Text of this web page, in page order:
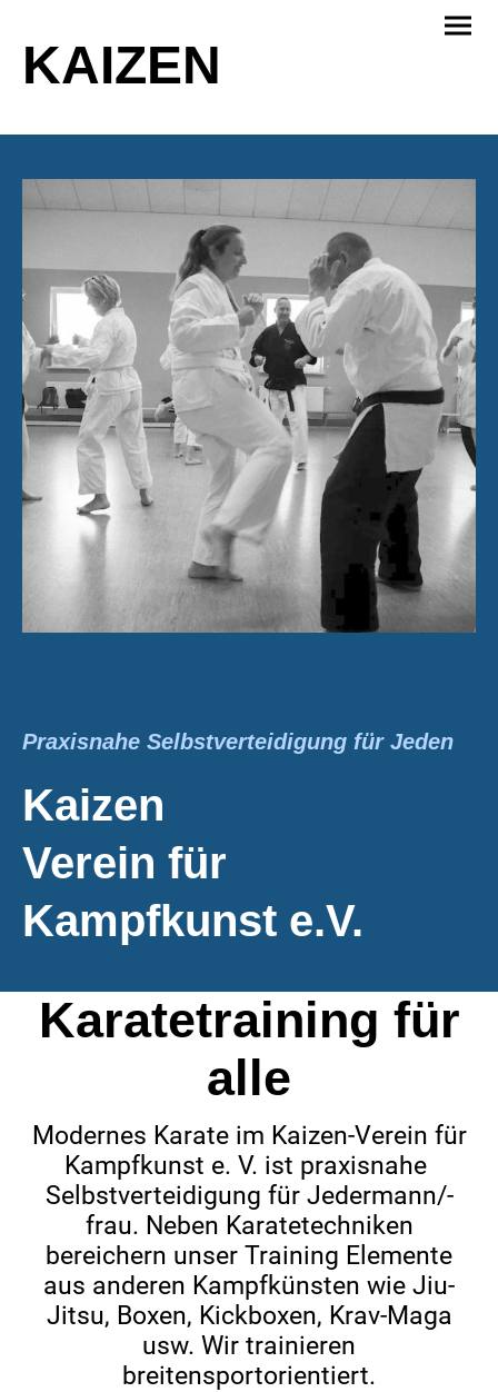
KAIZEN
Praxisnahe Selbstverteidigung für Jeden
Kaizen
Verein für
Kampfkunst e.V.
Karatetraining für
alle
Modernes Karate im Kaizen-Verein für
Kampfkunst e. V. ist praxisnahe
Selbstverteidigung für Jedermann/-
frau. Neben Karatetechniken
bereichern unser Training Elemente
aus anderen Kampfkünsten wie Jiu-
Jitsu, Boxen, Kickboxen, Krav-Maga
usw. Wir trainieren
breitensportorientiert.